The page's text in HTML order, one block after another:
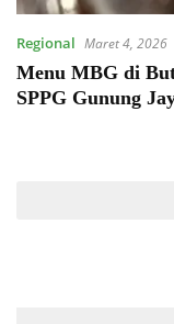
Regional Maret 4, 2026
Menu MBG di
SPPG Gunung